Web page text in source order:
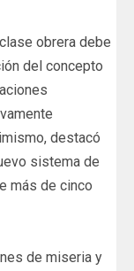
obrera debe
del concepto
destacó
sistema de
más de cinco
de miseria y